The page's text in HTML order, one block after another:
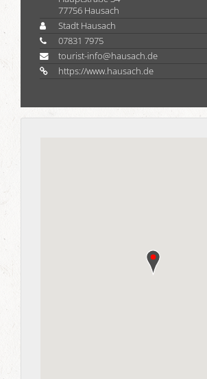
77756 Hausach
Stadt Hausach
07831 7975
tourist-info@hausach.de
https://www.hausach.de